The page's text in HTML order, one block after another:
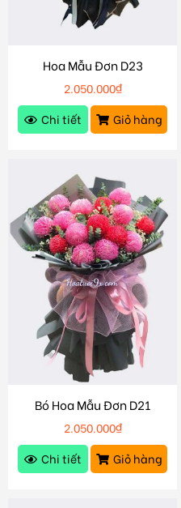
Hoa Mẫu Đơn D23
2.050.000₫
Chi tiết
Giỏ hàng
Bó Hoa Mẫu Đơn D21
2.050.000₫
Chi tiết
Giỏ hàng